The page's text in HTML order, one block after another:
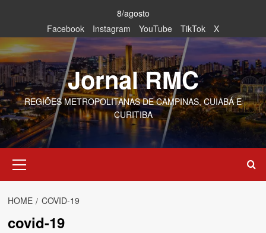
content
8/agosto
Facebook
Instagram YouTube TikTok X
Jornal RMC
REGIÕES METROPOLITANAS DE CAMPINAS, CUIABÁ E
CURITIBA
Menu
HOME COVID-19
covid-19